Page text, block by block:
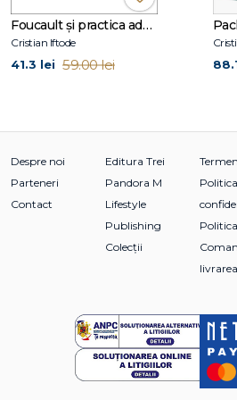
Centrului de Cercetare a Istoriei
aceeași universitate. Susţine
ateliere de filosofie practică şi
activitate publicistică, menită să
Foucault și practica adevărului
Cristian Iftode
41.3 lei 59.00 lei
Despre noi
Parteneri
Contact
Editura Trei
Pandora M
Lifestyle
Publishing
Colecții
livrarea